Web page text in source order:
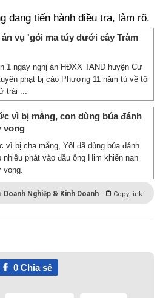
đang tiến hành điều tra, làm rõ.
án vụ 'gói ma túy dưới cây Tràm
1 ngày nghị án HĐXX TAND huyện Cư
phạt bị cáo Phương 11 năm tù về tội
trái ...
vì bị mắng, con dùng búa đánh
vong
vì bị cha mắng, Yôl đã dùng búa đánh
nhiều phát vào đầu ông Him khiến nạn
vong.
Doanh Nghiệp & Kinh Doanh Copy link
0Chia sẻ